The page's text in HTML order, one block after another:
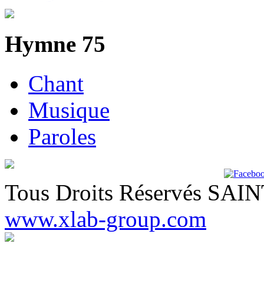
Hymne 75
Chant
Musique
Paroles
Tous Droits Réservés
www.xlab-group.com